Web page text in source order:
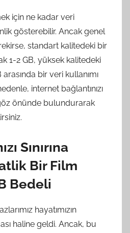
için ne kadar veri
gösterebilir. Ancak genel
standart kalitedeki bir
1-2 GB, yüksek kalitedeki
bir veri kullanımı
internet bağlantınızı
göz önünde bulundurarak
Sınırına
Bir Film
Bedeli
hayatımızın
haline geldi. Ancak, bu